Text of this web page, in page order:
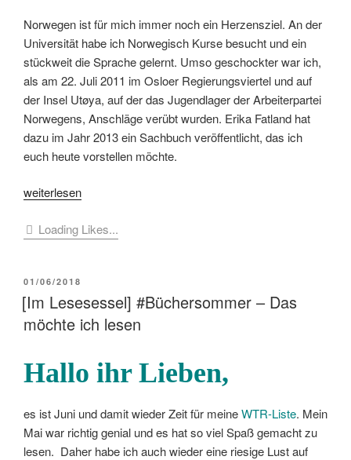
Norwegen ist für mich immer noch ein Herzensziel. An der
Universität habe ich Norwegisch Kurse besucht und ein
stückweit die Sprache gelernt. Umso geschockter war ich,
als am 22. Juli 2011 im Osloer Regierungsviertel und auf
der Insel Utøya, auf der das Jugendlager der Arbeiterpartei
Norwegens, Anschläge verübt wurden. Erika Fatland hat
dazu im Jahr 2013 ein Sachbuch veröffentlicht, das ich
euch heute vorstellen möchte.
„[Buchbesprechung]
Fatland
Tage
danach.
Erzählungen
Utøya“
weiterlesen
Loading Likes...
VERÖFFENTLICHT
AM
01/06/2018
[Im Lesesessel] #Büchersommer – Das
möchte ich lesen
Hallo ihr Lieben,
es ist Juni und damit wieder Zeit für meineWTR-Liste. Mein
Mai war richtig genial und es hat so viel Spaß gemacht zu
lesen. Daher habe ich auch wieder eine riesige Lust auf